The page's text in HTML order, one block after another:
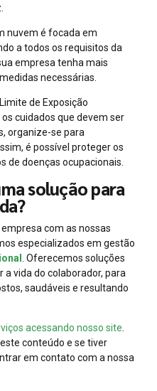
nuvem é focada em
a todos os requisitos da
empresa tenha mais
necessárias.
de Exposição
cuidados que devem ser
organize-se para
é possível proteger os
de doenças ocupacionais.
solução para
com as nossas
especializados em gestão
. Oferecemos soluções
vida do colaborador, para
saudáveis e resultando
acessando nosso site
conteúdo e se tiver
em contato com a nossa